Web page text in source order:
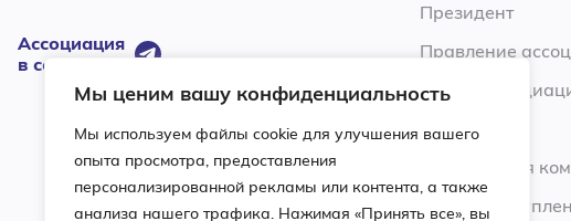
Мы ценим вашу конфиденциальность
Мы используем файлы cookie для улучшения вашего
опыта просмотра, предоставления
персонализированной рекламы или контента, а также
анализа нашего трафика. Нажимая «Принять все», вы
Ассоциация
в соцсетях:
Президент
Правление
Члены
Устав
Ревизионная
Условия